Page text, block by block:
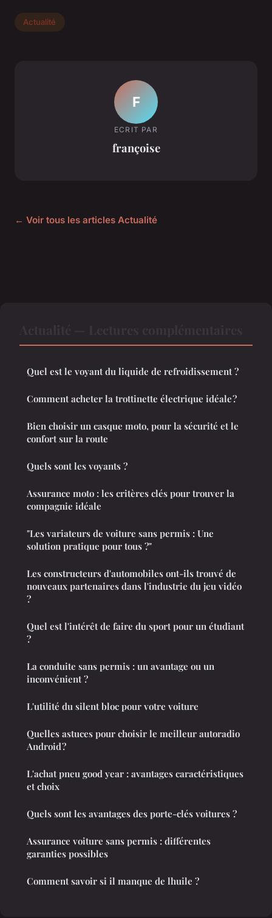
Actualité
F
ECRIT PAR
françoise
← Voir tous les articles Actualité
Quel est le voyant du liquide de refroidissement ?
Comment acheter la trottinette électrique idéale ?
Bien choisir un casque moto, pour la sécurité et le
confort sur la route
Quels sont les voyants ?
Assurance moto : les critères clés pour trouver la
compagnie idéale
"Les variateurs de voiture sans permis : Une
solution pratique pour tous ?"
Les constructeurs d'automobiles ont-ils trouvé de
nouveaux partenaires dans l'industrie du jeu vidéo
?
Quel est l'intérêt de faire du sport pour un étudiant
?
La conduite sans permis : un avantage ou un
inconvénient ?
L'utilité du silent bloc pour votre voiture
Quelles astuces pour choisir le meilleur autoradio
Android ?
L'achat pneu good year : avantages caractéristiques
et choix
Quels sont les avantages des porte-clés voitures ?
Assurance voiture sans permis : différentes
garanties possibles
Comment savoir si il manque de lhuile ?